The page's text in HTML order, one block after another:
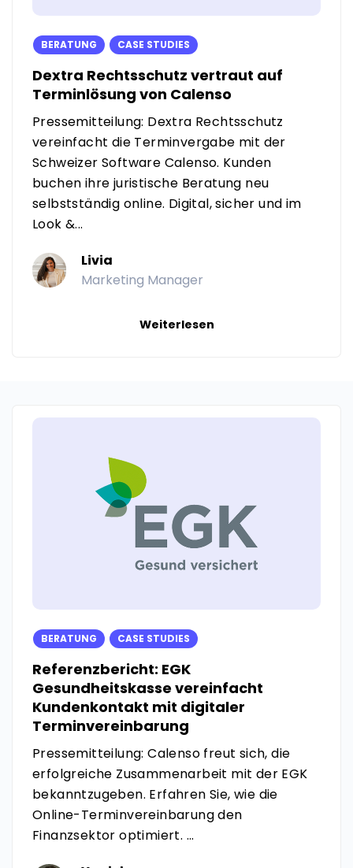
BERATUNG CASE STUDIES
Dextra Rechtsschutz vertraut auf
Terminlösung von Calenso
Pressemitteilung: Dextra Rechtsschutz
vereinfacht die Terminvergabe mit der
Schweizer Software Calenso. Kunden
buchen ihre juristische Beratung neu
selbstständig online. Digital, sicher und im
Look &...
Livia
Marketing Manager
Weiterlesen
BERATUNG CASE STUDIES
Referenzbericht: EGK
Gesundheitskasse vereinfacht
Kundenkontakt mit digitaler
Terminvereinbarung
Pressemitteilung: Calenso freut sich, die
erfolgreiche Zusammenarbeit mit der EGK
bekanntzugeben. Erfahren Sie, wie die
Online-Terminvereinbarung den
Finanzsektor optimiert. ...